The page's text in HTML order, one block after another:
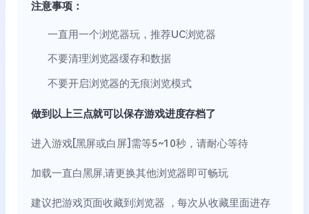
注意事项：
一直用一个浏览器玩，推荐UC浏览器
不要清理浏览器缓存和数据
不要开启浏览器的无痕浏览模式
做到以上三点就可以保存游戏进度存档了
进入游戏[黑屏或白屏]需等5~10秒，请耐心等待
加载一直白黑屏,请更换其他浏览器即可畅玩
建议把游戏页面收藏到浏览器 ，每次从收藏里面进存